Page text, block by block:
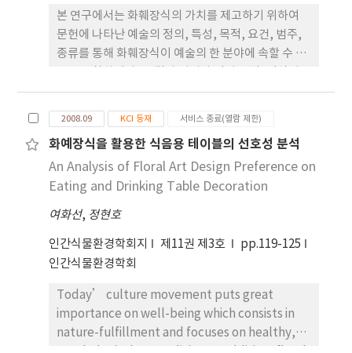
인 사고를 토대로 한 조형이론과 표현체계는 테크놀
로지의 급격한 발달과 함께 갈수록 다양해지고 복잡
해지고 있는 사회적 요구에 부합하는 디자인 교육체
계의 구축에 일정한 역할을 할 것으로 기대되어, 이에
본 연구에서는 화훼장식의 가치를 제고하기 위하여
문헌에 나타난 예술의 정의, 특성, 목적, 요건, 범주,
종류를 통해 화훼장식이 예술의 한 분야에 속할 수 있
다양성, 표현의 다양성, 제작과 관리의 기술, 그리고
미와 선의 추구가 주요 내용에 속하였다. 이와 같은 예
술의 보편적 요건들 속에서 화훼장식의 특성을 찾을
수 있었다. 또한 이러한 점들은 화훼장식의 정의 속에
도 이미 내포되어 있었다. 그러므로 본 연구를 통해서
화훼장식이 예술의 범주에 속할 수 있다는 근거를 찾
2008.09 KCI 등재 서비스 종료(열람 제한)
화예장식을 활용한 식음용 테이블의 선호성 분석
An Analysis of Floral Art Design Preference on
Eating and Drinking Table Decoration
여화선, 정현호
인간식물환경학회지 제11권 제3호
pp.119-125
인간식물환경학회
Today’ culture movement puts great
importance on well-being which consists in
nature-fulfillment and focuses on healthy,